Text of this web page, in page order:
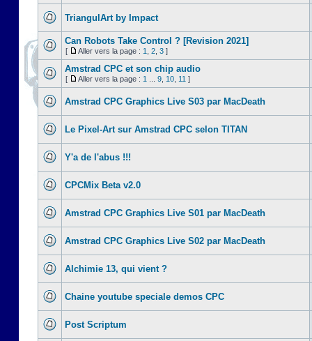
TriangulArt by Impact
Can Robots Take Control ? [Revision 2021]
[ Aller vers la page : 1 2 3 ]
Amstrad CPC et son chip audio
[ Aller vers la page : 1 9 10 11 ]
Amstrad CPC Graphics Live S03 par MacDeath
Le Pixel-Art sur Amstrad CPC selon TITAN
Y'a de l'abus !!!
CPCMix Beta v2.0
Amstrad CPC Graphics Live S01 par MacDeath
Amstrad CPC Graphics Live S02 par MacDeath
Alchimie 13, qui vient ?
Chaine youtube speciale demos CPC
Post Scriptum